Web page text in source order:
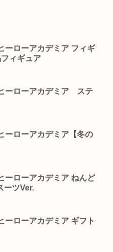
ーローアカデミア フィギ
ィギュア
ーローアカデミア ステ
ーローアカデミア【冬の
ーローアカデミア ねんど
ーツVer.
ーローアカデミア ギフト